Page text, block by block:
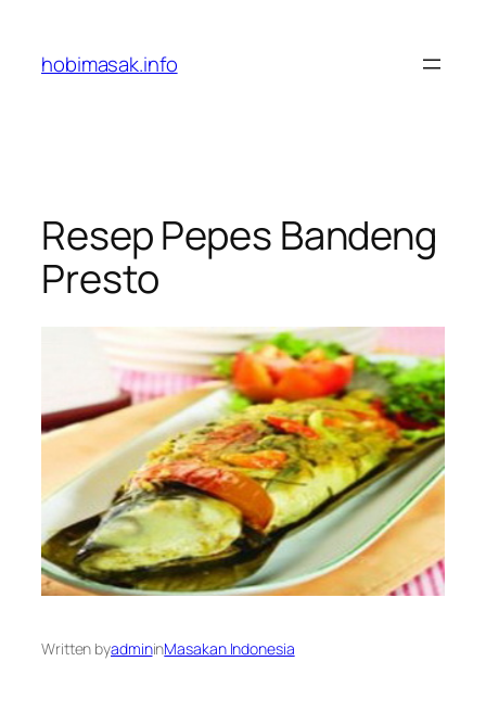
content
hobimasak.info
Resep Pepes Bandeng
Presto
Written byadmininMasakan Indonesia